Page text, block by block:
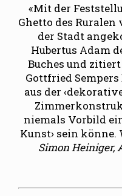
«Mit der
Ghetto des
der Stadt
Hubertus Adam
Buches und
Gottfried
aus der
niemals Vorbild
Kunst› sein
Simon Heiniger,